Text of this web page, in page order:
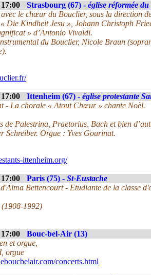
17:00 Strasbourg (67) - église réformée
avec le chœur du Bouclier, sous la direction
Die Kindheit Jesu », Johann Christoph
» d’Antonio Vivaldi.
du Bouclier, Nicole Braun
17:00 Ittenheim (67) - église protestante
- La chorale « Atout Chœur » chante Noël.
de Palestrina, Praetorius, Bach et bien
Schreiber. Orgue : Yves Gourinat.
ittenheim.org/
17:00 Paris (75) - St-Eustache
Bettencourt - Etudiante de la classe
1992)
17:00
Bouc-bel-Air (13)
et orgue,
orgue
concerts.html